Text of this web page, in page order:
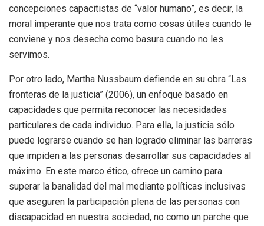
concepciones capacitistas de “valor humano”, es decir, la
moral imperante que nos trata como cosas útiles cuando le
conviene y nos desecha como basura cuando no les
servimos.
Por otro lado, Martha Nussbaum defiende en su obra “Las
fronteras de la justicia” (2006), un enfoque basado en
capacidades que permita reconocer las necesidades
particulares de cada individuo. Para ella, la justicia sólo
puede lograrse cuando se han logrado eliminar las barreras
que impiden a las personas desarrollar sus capacidades al
máximo. En este marco ético, ofrece un camino para
superar la banalidad del mal mediante políticas inclusivas
que aseguren la participación plena de las personas con
discapacidad en nuestra sociedad, no como un parche que